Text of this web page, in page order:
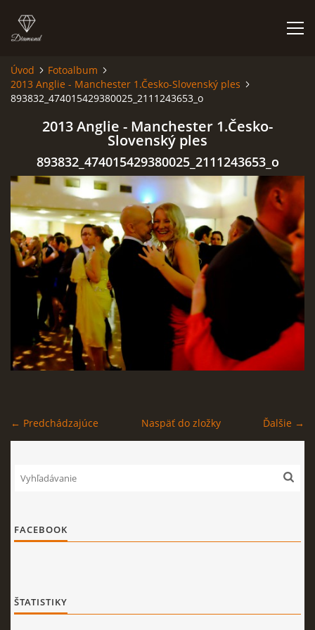
FOTOALBUM
Kapela BUMERANG
Poříčany okr. Kolín
+420 724 629 042
kapelabumerang@gmail.com
© 2026 eStránky.cz | Tisk|Hore ↑
Úvod
Fotoalbum
2013 Anglie - Manchester 1.Česko-Slovenský ples
893832_474015429380025_2111243653_o
2013 Anglie - Manchester 1.Česko-
Slovenský ples
893832_474015429380025_2111243653_o
← Predchádzajúce Ďalšie →
Naspäť do zložky
FACEBOOK
ŠTATISTIKY